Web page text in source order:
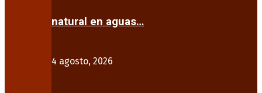
natural en aguas…
4 agosto, 2026